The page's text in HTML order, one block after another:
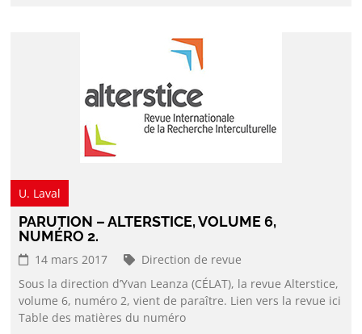
U. Laval
PARUTION – ALTERSTICE, VOLUME 6,
NUMÉRO 2.
14 mars 2017
Direction de revue
Sous la direction d’Yvan Leanza (CÉLAT), la revue Alterstice,
volume 6, numéro 2, vient de paraître. Lien vers la revue ici
Table des matières du numéro